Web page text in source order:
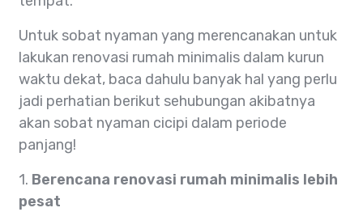
Untuk sobat nyaman yang merencanakan untuk
lakukan renovasi rumah minimalis dalam kurun
waktu dekat, baca dahulu banyak hal yang perlu
jadi perhatian berikut sehubungan akibatnya
akan sobat nyaman cicipi dalam periode
panjang!
1. Berencana renovasi rumah minimalis lebih
pesat